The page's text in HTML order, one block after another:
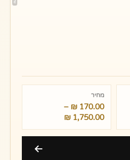
מחיר
170.00
₪
–
1,750.00
₪